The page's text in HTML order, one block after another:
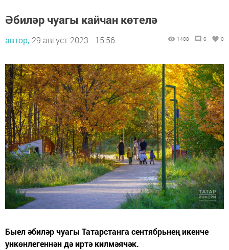
Әбиләр чуагы кайчан көтелә
автор, 29 август 2023 - 15:56 1408 0 0
Быел әбиләр чуагы Татарстанга сентябрьнең икенче
ункөнлегеннән дә иртә килмәячәк.